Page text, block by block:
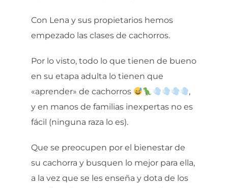
Con Lena y sus propietarios hemos
empezado las clases de cachorros.
Por lo visto, todo lo que tienen de bueno
en su etapa adulta lo tienen que
«aprender» de cachorros
,
y en manos de familias inexpertas no es
fácil (ninguna raza lo es).
Que se preocupen por el bienestar de
su cachorra y busquen lo mejor para ella,
a la vez que se les enseña y dota de los